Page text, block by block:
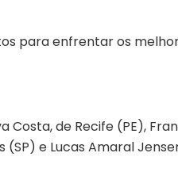
para enfrentar os
Costa, de Recife (PE),
e Lucas Amaral